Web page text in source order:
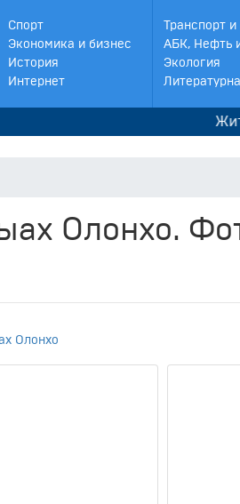
Спорт
Экономика и бизнес
История
Интернет
Транспорт и
АБК, Нефть
Экология
Олонхо.
Олонхо